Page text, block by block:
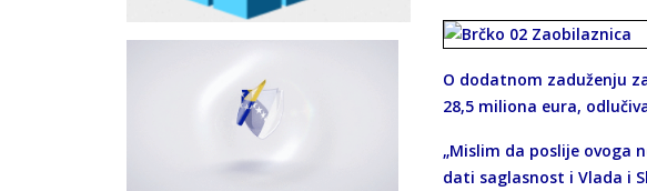
O dodatnom zaduženju
28,5 miliona eura,
„Mislim da poslije ovoga
dati saglasnost i Vlada i